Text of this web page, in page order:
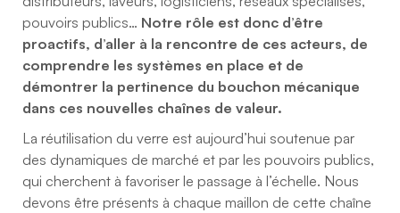
pouvoirs publics… Notre rôle est donc d’être
proactifs, d’aller à la rencontre de ces acteurs, de
comprendre les systèmes en place et de
démontrer la pertinence du bouchon mécanique
dans ces nouvelles chaînes de valeur.
La réutilisation du verre est aujourd’hui soutenue par
des dynamiques de marché et par les pouvoirs publics,
qui cherchent à favoriser le passage à l’échelle. Nous
devons être présents à chaque maillon de cette chaîne